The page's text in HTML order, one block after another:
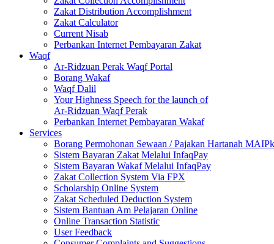
Zakat Distribution Accomplishment
Zakat Calculator
Current Nisab
Perbankan Internet Pembayaran Zakat
Waqf
Ar-Ridzuan Perak Waqf Portal
Borang Wakaf
Waqf Dalil
Your Highness Speech for the launch of
Ar-Ridzuan Waqf Perak
Perbankan Internet Pembayaran Wakaf
Services
Borang Permohonan Sewaan / Pajakan Hartanah MAIPk
Sistem Bayaran Zakat Melalui InfaqPay
Sistem Bayaran Wakaf Melalui InfaqPay
Zakat Collection System Via FPX
Scholarship Online System
Zakat Scheduled Deduction System
Sistem Bantuan Am Pelajaran Online
Online Transaction Statistic
User Feedback